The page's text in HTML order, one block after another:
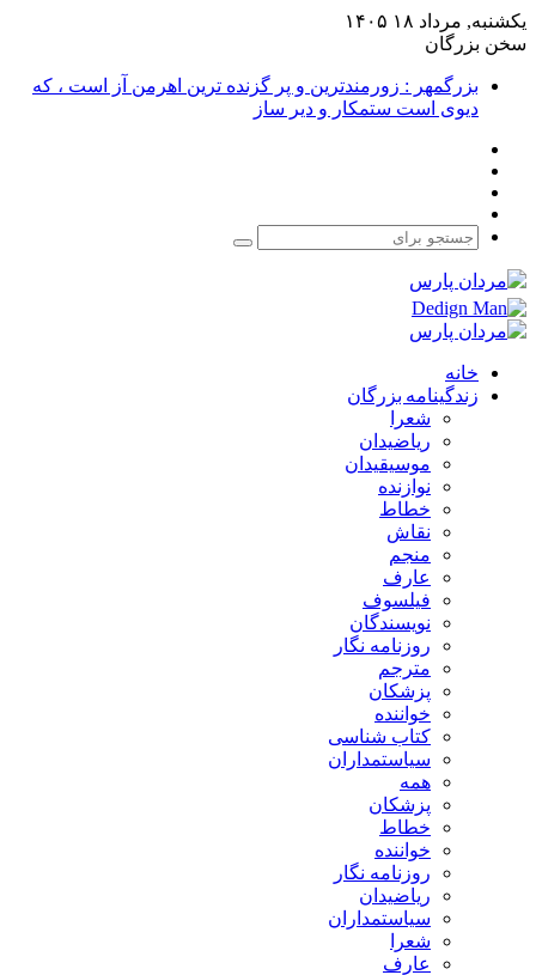
یکشنبه, مرداد ۱۸ ۱۴۰۵
سخن بزرگان
بزرگمهر : زورمندترین و پر گزنده ترین اهرمن آز است ، که
دیوی است ستمکار و دیر ساز
جستجو
خانه
زندگینامه بزرگان
شعرا
ریاضیدان
موسیقیدان
نوازنده
خطاط
نقاش
منجم
عارف
فیلسوف
نویسندگان
روزنامه نگار
مترجم
پزشکان
خواننده
کتاب شناسی
سیاستمداران
همه
پزشکان
خطاط
خواننده
روزنامه نگار
ریاضیدان
سیاستمداران
شعرا
عارف